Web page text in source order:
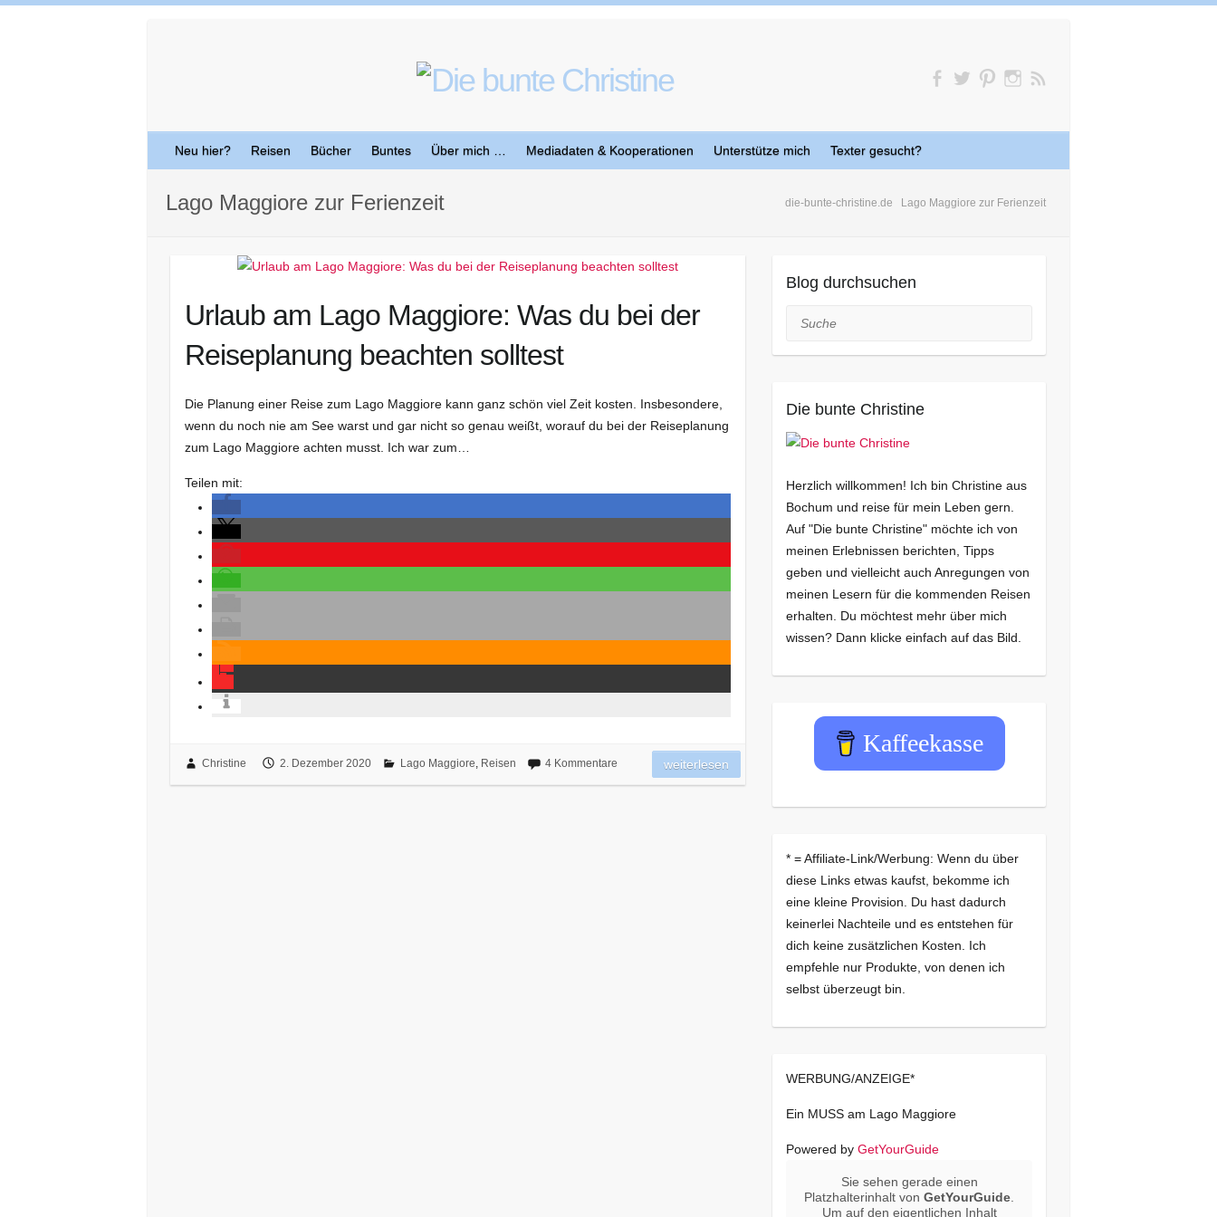
Neu hier? Reisen Bücher Buntes Über mich … Mediadaten & Kooperationen Unterstütze mich Texter gesucht?
die-bunte-christine.de Lago Maggiore zur Ferienzeit
Lago Maggiore zur Ferienzeit
Urlaub am Lago Maggiore: Was du bei der
Reiseplanung beachten solltest
Die Planung einer Reise zum Lago Maggiore kann ganz schön viel Zeit kosten. Insbesondere,
wenn du noch nie am See warst und gar nicht so genau weißt, worauf du bei der Reiseplanung
zum Lago Maggiore achten musst. Ich war zum…
Teilen mit:
Christine 2. Dezember 2020 Lago Maggiore, Reisen 4 Kommentare weiterlesen
Blog durchsuchen
Suche
Die bunte Christine
Herzlich willkommen! Ich bin Christine aus
Bochum und reise für mein Leben gern.
Auf "Die bunte Christine" möchte ich von
meinen Erlebnissen berichten, Tipps
geben und vielleicht auch Anregungen von
meinen Lesern für die kommenden Reisen
erhalten. Du möchtest mehr über mich
wissen? Dann klicke einfach auf das Bild.
Kaffeekasse
* = Affiliate-Link/Werbung: Wenn du über
diese Links etwas kaufst, bekomme ich
eine kleine Provision. Du hast dadurch
keinerlei Nachteile und es entstehen für
dich keine zusätzlichen Kosten. Ich
empfehle nur Produkte, von denen ich
selbst überzeugt bin.
WERBUNG/ANZEIGE*
Ein MUSS am Lago Maggiore
Powered by GetYourGuide
Sie sehen gerade einen
Platzhalterinhalt vonGetYourGuide
Um auf den eigentlichen Inhalt